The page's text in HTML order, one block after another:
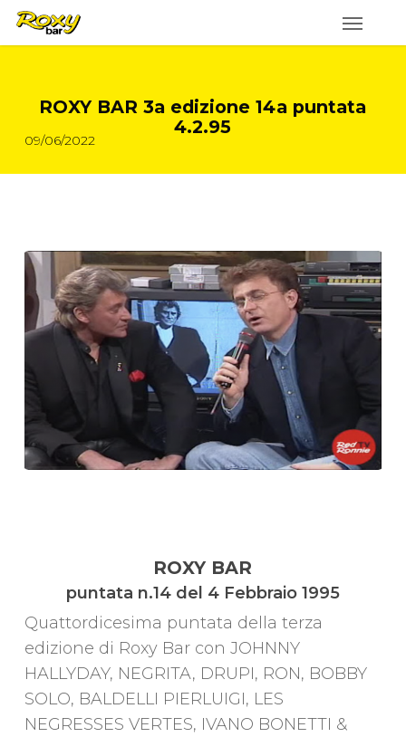
Skip
ROXY BAR 3a edizione 14a puntata
4.2.95
09/06/2022
ROXY BAR
puntata n.14 del 4 Febbraio 1995
Quattordicesima puntata della terza
edizione di Roxy Bar con JOHNNY
HALLYDAY, NEGRITA, DRUPI, RON, BOBBY
SOLO, BALDELLI PIERLUIGI, LES
NEGRESSES VERTES, IVANO BONETTI &